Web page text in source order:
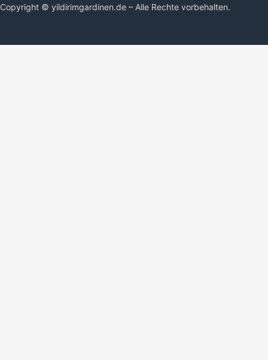
Copyright © yildirimgardinen.de – Alle Rechte vorbehalten.